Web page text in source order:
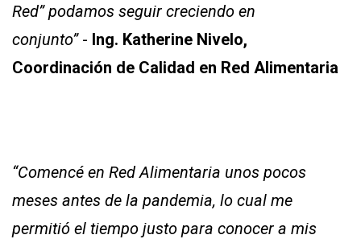
Red” podamos seguir creciendo en
conjunto”- Ing. Katherine Nivelo,
Coordinación de Calidad en Red Alimentaria
“Comencé en Red Alimentaria unos pocos
meses antes de la pandemia, lo cual me
permitió el tiempo justo para conocer a mis